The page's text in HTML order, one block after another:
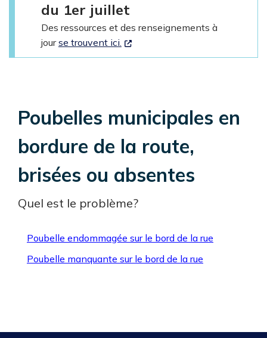
du 1er juillet
Des ressources et des renseignements à
jourse trouvent ici.
Poubelles municipales en
bordure de la route,
brisées ou absentes
Quel est le problème?
Poubelle endommagée sur le bord de la rue
Poubelle manquante sur le bord de la rue